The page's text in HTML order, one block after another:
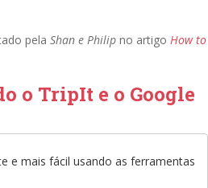
pela Shan e Philip no artigo How to
o TripIt e o Google
e mais fácil usando as ferramentas